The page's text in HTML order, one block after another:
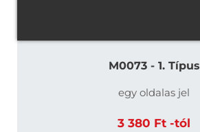
M0073 - 1. Típus
egy oldalas jel
3 380 Ft -tól